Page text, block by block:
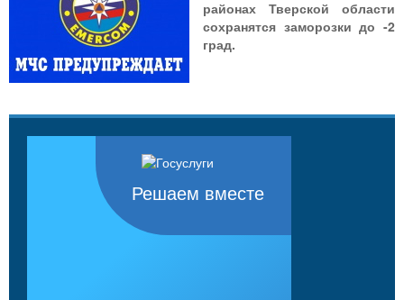
районах Тверской области
сохранятся заморозки до -2
град.
Решаем вместе